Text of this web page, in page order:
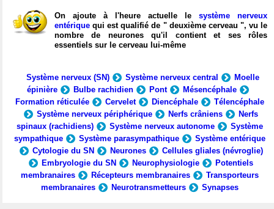
On ajoute à l'heure actuelle le système nerveux
entérique qui est qualifié de " deuxième cerveau ", vu le
nombre de neurones qu'il contient et ses rôles
essentiels sur le cerveau lui-même
Système nerveux (SN) Système nerveux central
Moelle
épinière
Bulbe rachidien Pont
Mésencéphale
Formation réticulée
Cervelet Diencéphale
Télencéphale
Système nerveux périphérique
Nerfs crâniens
Nerfs
spinaux (rachidiens)
Système nerveux autonome
Système
sympathique
Système parasympathique
Système entérique
Cytologie du SN
Neurones
Cellules gliales (névroglie)
Embryologie du SN
Neurophysiologie
Potentiels
membranaires
Récepteurs membranaires
Transporteurs
membranaires
Neurotransmetteurs Synapses